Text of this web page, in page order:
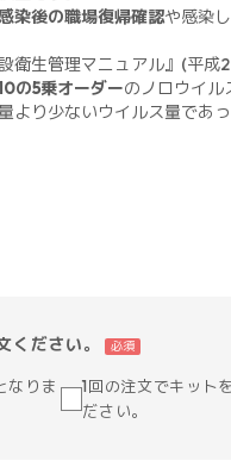
染後の職場復帰確認や感染
衛生管理マニュアル』(平
の5乗オーダーのノロウイル
より少ないウイルス量であ
ださい。 必須
なりま
1回の注文でキット
ださい。